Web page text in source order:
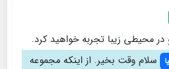
محیطی زیبا تجربه خواهید کرد.
سلام وقت بخیر. از اینکه مجموعه